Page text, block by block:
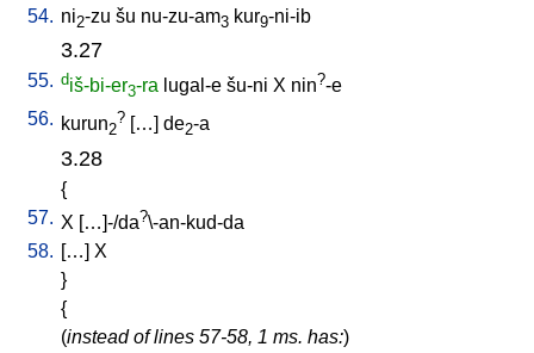
54. ni2-zu šu nu-zu-am3 kur9-ni-ib
3.27
55. diš-bi-er3-ra lugal-e šu-ni X nin?-e
56. kurun2
? […] de2-a
3.28
{
57. X […]-/da?\-an-kud-da
58. […] X
}
{
(instead of lines 57-58, 1 ms. has:)